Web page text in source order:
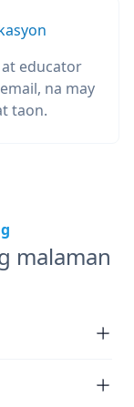
educator
na may
taon.
malaman